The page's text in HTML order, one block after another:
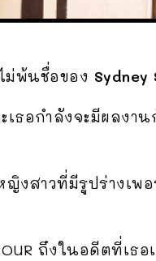
พ้นชื่อของ Sydney
ธอกำลังจะมีผลงาน
งสาวที่มีรูปร่างเพ
ถึงในอดีตที่เธ